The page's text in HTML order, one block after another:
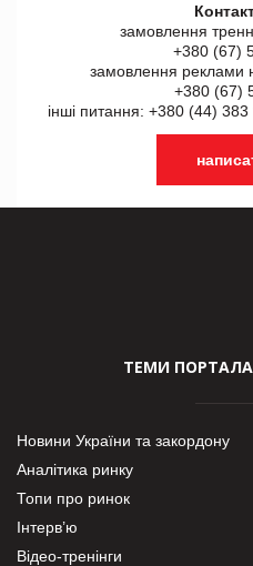
замовлення
+380 (67)
замовлення реклами
+380 (67)
інші питання: +380 (44)
ТЕМИ ПОРТАЛА
Новини України та закордону
Аналітика ринку
Топи про ринок
Інтерв’ю
Відео-тренінги